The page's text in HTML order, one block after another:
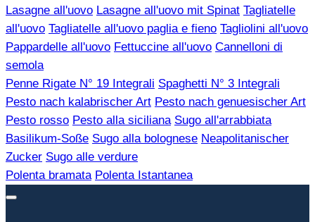
Lasagne all'uovo Lasagne all'uovo mit Spinat Tagliatelle
all'uovo Tagliatelle all'uovo paglia e fieno Tagliolini all'uovo
Pappardelle all'uovo Fettuccine all'uovo Cannelloni di
semola
Penne Rigate N° 19 Integrali Spaghetti N° 3 Integrali
Pesto nach kalabrischer Art Pesto nach genuesischer Art
Pesto rosso Pesto alla siciliana Sugo all'arrabbiata
Basilikum-Soße Sugo alla bolognese Neapolitanischer
Zucker Sugo alle verdure
Polenta bramata Polenta Istantanea